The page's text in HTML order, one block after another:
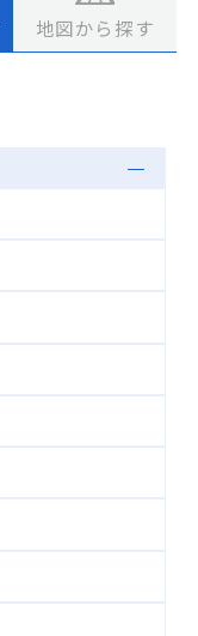
地図から探す